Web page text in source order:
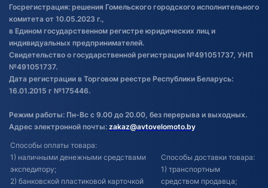
Обновления в ЭПТС 2024
Госрегистрация: решения Гомельского городского исполнительного
комитета от 10.05.2023 г.,
в Едином государственном регистре юридических лиц и
индивидуальных предпринимателей.
Свидетельство о государственной регистрации №491051737, УНП
№491051737.
Дата регистрации в Торговом реестре Республики Беларусь:
16.01.2015 г №175446.
Режим работы: Пн-Вс с 9.00 до 20.00, без перерыва и выходных.
Адрес электронной почты: zakaz@avtovelomoto.by
Способы оплаты товара:
1) наличными денежными средствами
экспедитору;
2) банковской пластиковой карточкой
Способы доставки товара:
1) транспортным
средством продавца;